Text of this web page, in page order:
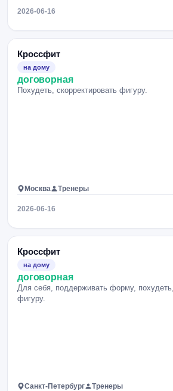
2026-06-16
Кроссфит
на дому
договорная
Похудеть, скорректировать фигуру.
Москва Тренеры
2026-06-16
Кроссфит
на дому
договорная
Для себя, поддерживать форму, похудеть,
фигуру.
Санкт-Петербург Тренеры